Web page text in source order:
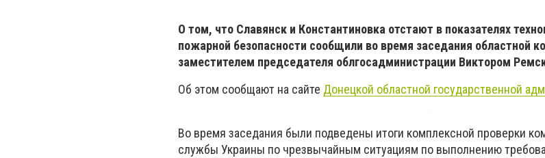
О том, что Славянск и Константиновка отстают в показателях
пожарной безопасности сообщили во время заседания областной
заместителем председателя облгосадминистрации Виктором
Об этом сообщают на сайте Донецкой областной государственной
Во время заседания были подведены итоги комплексной проверки
службы Украины по чрезвычайным ситуациям по выполнению